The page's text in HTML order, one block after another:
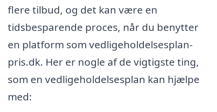
flere tilbud, og det kan være en
tidsbesparende proces, når du benytter
en platform som vedligeholdelsesplan-
pris.dk. Her er nogle af de vigtigste ting,
som en vedligeholdelsesplan kan hjælpe
med: